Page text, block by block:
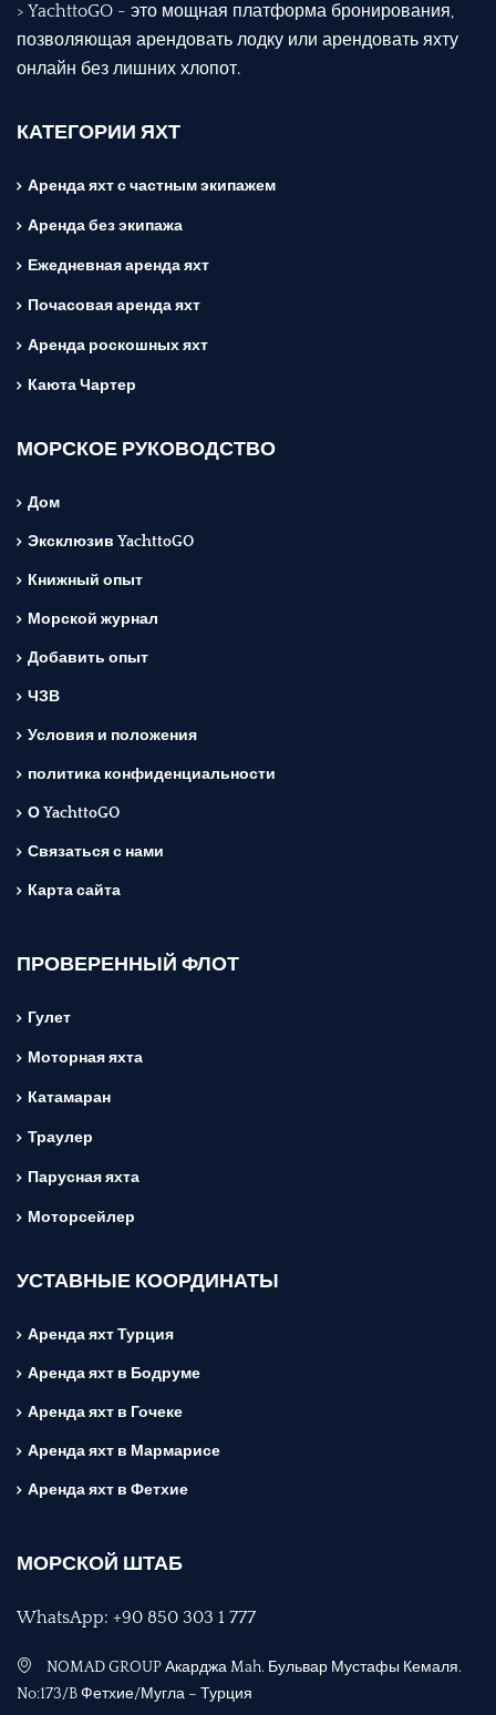
> YachttoGO - это мощная платформа бронирования,
позволяющая арендовать лодку или арендовать яхту
онлайн без лишних хлопот.
КАТЕГОРИИ ЯХТ
Аренда яхт с частным экипажем
Аренда без экипажа
Ежедневная аренда яхт
Почасовая аренда яхт
Аренда роскошных яхт
Каюта Чартер
МОРСКОЕ РУКОВОДСТВО
Дом
Эксклюзив YachttoGO
Книжный опыт
Морской журнал
Добавить опыт
ЧЗВ
Условия и положения
политика конфиденциальности
О YachttoGO
Связаться с нами
Карта сайта
ПРОВЕРЕННЫЙ ФЛОТ
Гулет
Моторная яхта
Катамаран
Траулер
Парусная яхта
Моторсейлер
УСТАВНЫЕ КООРДИНАТЫ
Аренда яхт Турция
Аренда яхт в Бодруме
Аренда яхт в Гочеке
Аренда яхт в Мармарисе
Аренда яхт в Фетхие
МОРСКОЙ ШТАБ
WhatsApp: +90 850 303 1 777
NOMAD GROUP Акарджа Mah. Бульвар Мустафы Кемаля.
No:173/B Фетхие/Мугла – Турция